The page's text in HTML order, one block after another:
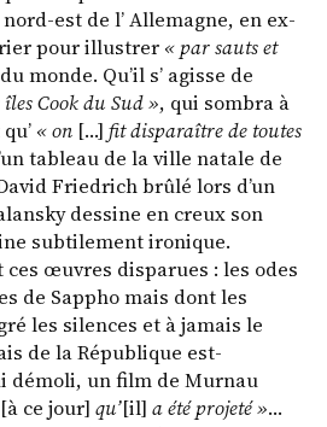
est de l’ Allemagne, en ex-
pour illustrer « par sauts et
monde. Qu’il s’ agisse de
îles Cook du Sud », qui sombra à
« on […] fit disparaître de toutes
tableau de la ville natale de
Friedrich brûlé lors d’un
dessine en creux son
subtilement ironique.
œuvres disparues : les odes
de Sappho mais dont les
les silences et à jamais le
de la République est-
démoli, un film de Murnau
[à ce jour] qu’[il] a été projeté »…